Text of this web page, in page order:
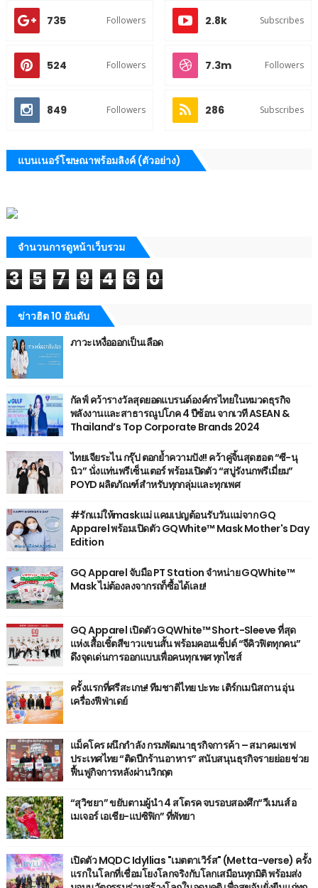
735 Followers 2.8k Subscribes
524 Followers 7.3m Followers
849 Followers 286 Subscribes
แบนเนอร์โฆษณาพร้อมลิงค์ (ตัวอย่าง)
จำนวนการดูหน้าเว็บรวม
3 5 7 9 4 6 0
ข่าวฮิต 10 อันดับ
ภาวะเหงื่อออกเป็นเลือด
กัลฟ์ คว้ารางวัลสุดยอดแบรนด์องค์กรไทยในหมวดธุรกิจ
พลังงานและสาธารณูปโภค 4 ปีซ้อน จากเวที ASEAN &
Thailand’s Top Corporate Brands 2024
ไทยเจียระไน กรุ๊ป ตอกย้ำความปัง!! คว้าคู่จิ้นสุดฮอต “ซี-นุ
นิว” นั่งแท่นพรีเซ็นเตอร์ พร้อมเปิดตัว “สบู่รังนกพรีเมี่ยม”
POYD ผลิตภัณฑ์สำหรับทุกกลุ่มและทุกเพศ
#รักแม่ให้maskแม่ แคมเปญต้อนรับวันแม่จาก GQ
Apparel พร้อมเปิดตัว GQWhite™ Mask Mother's Day
Edition
GQ Apparel จับมือ PT Station จำหน่าย GQWhite™
Mask ไม่ต้องลงจากรถก็ซื้อได้เลย!
GQ Apparel เปิดตัว GQWhite™ Short-Sleeve ที่สุด
แห่งเสื้อเชิ้ตสีขาวแขนสั้น พร้อมคอนเซ็ปต์ “จีคิวฟิตทุกคน”
ดึงจุดเด่นการออกแบบเพื่อคนทุกเพศ ทุกไซส์
ครั้งแรกที่ศรีสะเกษ! ทีมชาติไทย ปะทะ เติร์กเมนิสถาน อุ่น
เครื่องฟีฟ่าเดย์
แม็คโคร ผนึกกำลัง กรมพัฒนาธุรกิจการค้า – สมาคมเชฟ
ประเทศไทย “ติดปีกร้านอาหาร” สนับสนุนธุรกิจรายย่อย ช่วย
ฟื้นฟูกิจการหลังผ่านวิกฤต
“สุวิชยา” ขยับตามผู้นำ 4 สโตรค จบรอบสองศึก“วีเมนส์ อ
เมเจอร์ เอเชีย-แปซิฟิก” ที่พัทยา
เปิดตัว MQDC Idyllias "เมตตาเวิร์ส" (Metta-verse) ครั้ง
แรกในโลกที่เชื่อมโยงโลกจริงกับโลกเสมือนทุกมิติ พร้อมส่ง